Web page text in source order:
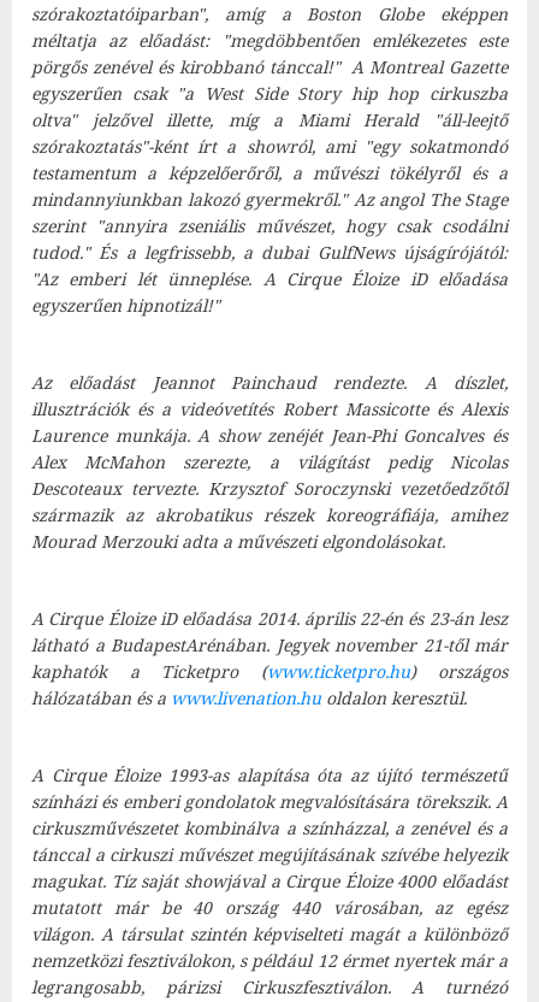
szórakoztatóiparban", amíg a Boston Globe eképpen
méltatja az előadást:
"megdöbbentően emlékezetes este
pörgős zenével és kirobbanó tánccal!" A Montreal Gazette
egyszerűen csak "a West Side Story hip hop cirkuszba
oltva"jelzővel illette, míg a Miami Herald
"áll-leejtő
szórakoztatás"-ként írt a showról, ami"egy sokatmondó
testamentum a képzelőerőről, a művészi tökélyről és a
mindannyiunkban lakozó gyermekről."Az angol The Stage
szerint "annyira zseniális művészet, hogy csak csodálni
tudod."És a legfrissebb, a dubai GulfNews újságírójától:
"Az emberi lét ünneplése. A Cirque Éloize iD előadása
egyszerűen hipnotizál!"
Az előadást Jeannot Painchaud rendezte. A díszlet,
illusztrációk és a videóvetítés Robert Massicotte és Alexis
Laurence munkája. A show zenéjét Jean-Phi Goncalves és
Alex McMahon szerezte, a világítást pedig Nicolas
Descoteaux tervezte. Krzysztof Soroczynski vezetőedzőtől
származik az akrobatikus részek koreográfiája, amihez
Mourad Merzouki adta a művészeti elgondolásokat.
A Cirque Éloize iD előadása 2014. április 22-én és 23-án lesz
látható a BudapestArénában. Jegyek november 21-től már
kaphatók a Ticketpro (www.ticketpro.hu) országos
hálózatában és a www.livenation.huoldalon keresztül.
A Cirque Éloize 1993-as alapítása óta az újító természetű
színházi és emberi gondolatok megvalósítására törekszik. A
cirkuszművészetet kombinálva a színházzal, a zenével és a
tánccal a cirkuszi művészet megújításának szívébe helyezik
magukat. Tíz saját showjával a Cirque Éloize 4000 előadást
mutatott már be 40 ország 440 városában, az egész
világon. A társulat szintén képviselteti magát a különböző
nemzetközi fesztiválokon, s például 12 érmet nyertek már a
legrangosabb, párizsi Cirkuszfesztiválon. A turnézó